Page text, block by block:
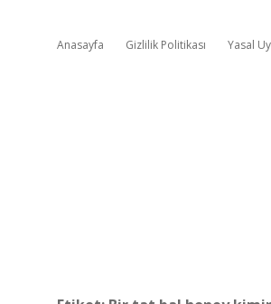
Anasayfa Gizlilik Politikası Yasal